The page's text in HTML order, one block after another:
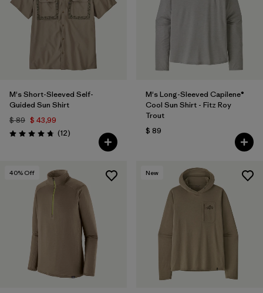
M's Short-Sleeved Self-
Guided Sun Shirt
$ 89 $ 43,99
Valoración: 4.8 / 5
(12Comentarios
)
M's Long-Sleeved Capilene®
Cool Sun Shirt - Fitz Roy
Trout
$ 89
40% Off New